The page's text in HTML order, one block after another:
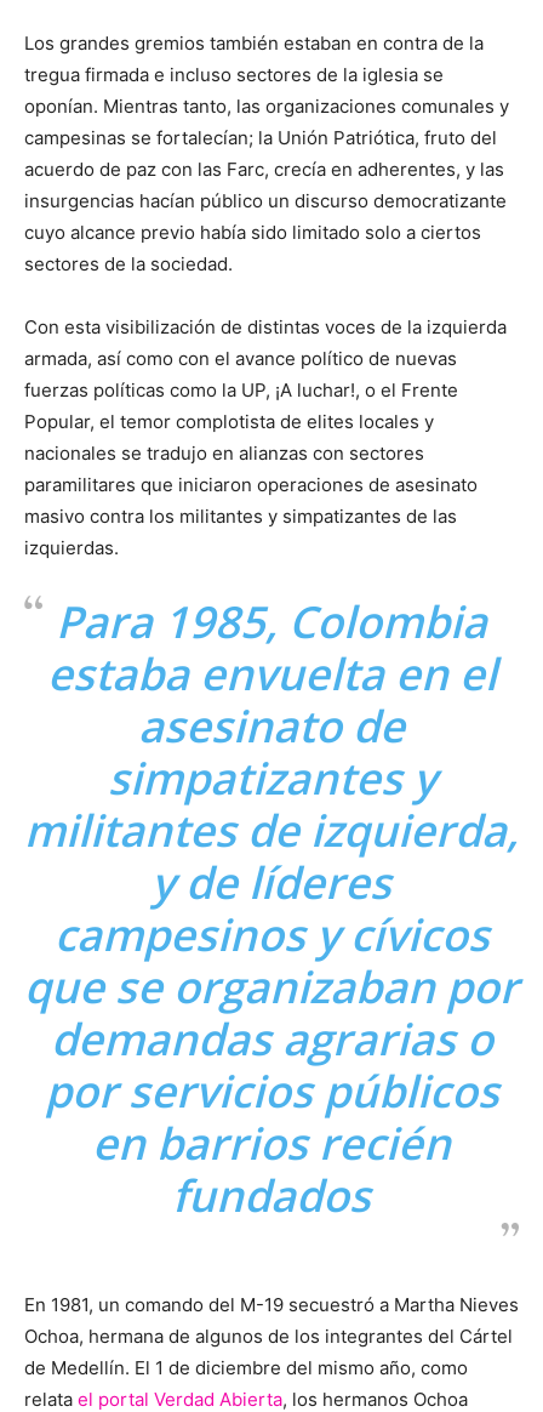
Los grandes gremios también estaban en contra de la
tregua firmada e incluso sectores de la iglesia se
oponían. Mientras tanto, las organizaciones comunales y
campesinas se fortalecían; la Unión Patriótica, fruto del
acuerdo de paz con las Farc, crecía en adherentes, y las
insurgencias hacían público un discurso democratizante
cuyo alcance previo había sido limitado solo a ciertos
sectores de la sociedad.
Con esta visibilización de distintas voces de la izquierda
armada, así como con el avance político de nuevas
fuerzas políticas como la UP, ¡A luchar!, o el Frente
Popular, el temor complotista de elites locales y
nacionales se tradujo en alianzas con sectores
paramilitares que iniciaron operaciones de asesinato
masivo contra los militantes y simpatizantes de las
izquierdas.
Para 1985, Colombia
estaba envuelta en el
asesinato de
simpatizantes y
militantes de izquierda,
y de líderes
campesinos y cívicos
que se organizaban por
demandas agrarias o
por servicios públicos
en barrios recién
fundados
En 1981, un comando del M-19 secuestró a Martha Nieves
Ochoa, hermana de algunos de los integrantes del Cártel
de Medellín. El 1 de diciembre del mismo año, como
relata el portal Verdad Abierta, los hermanos Ochoa